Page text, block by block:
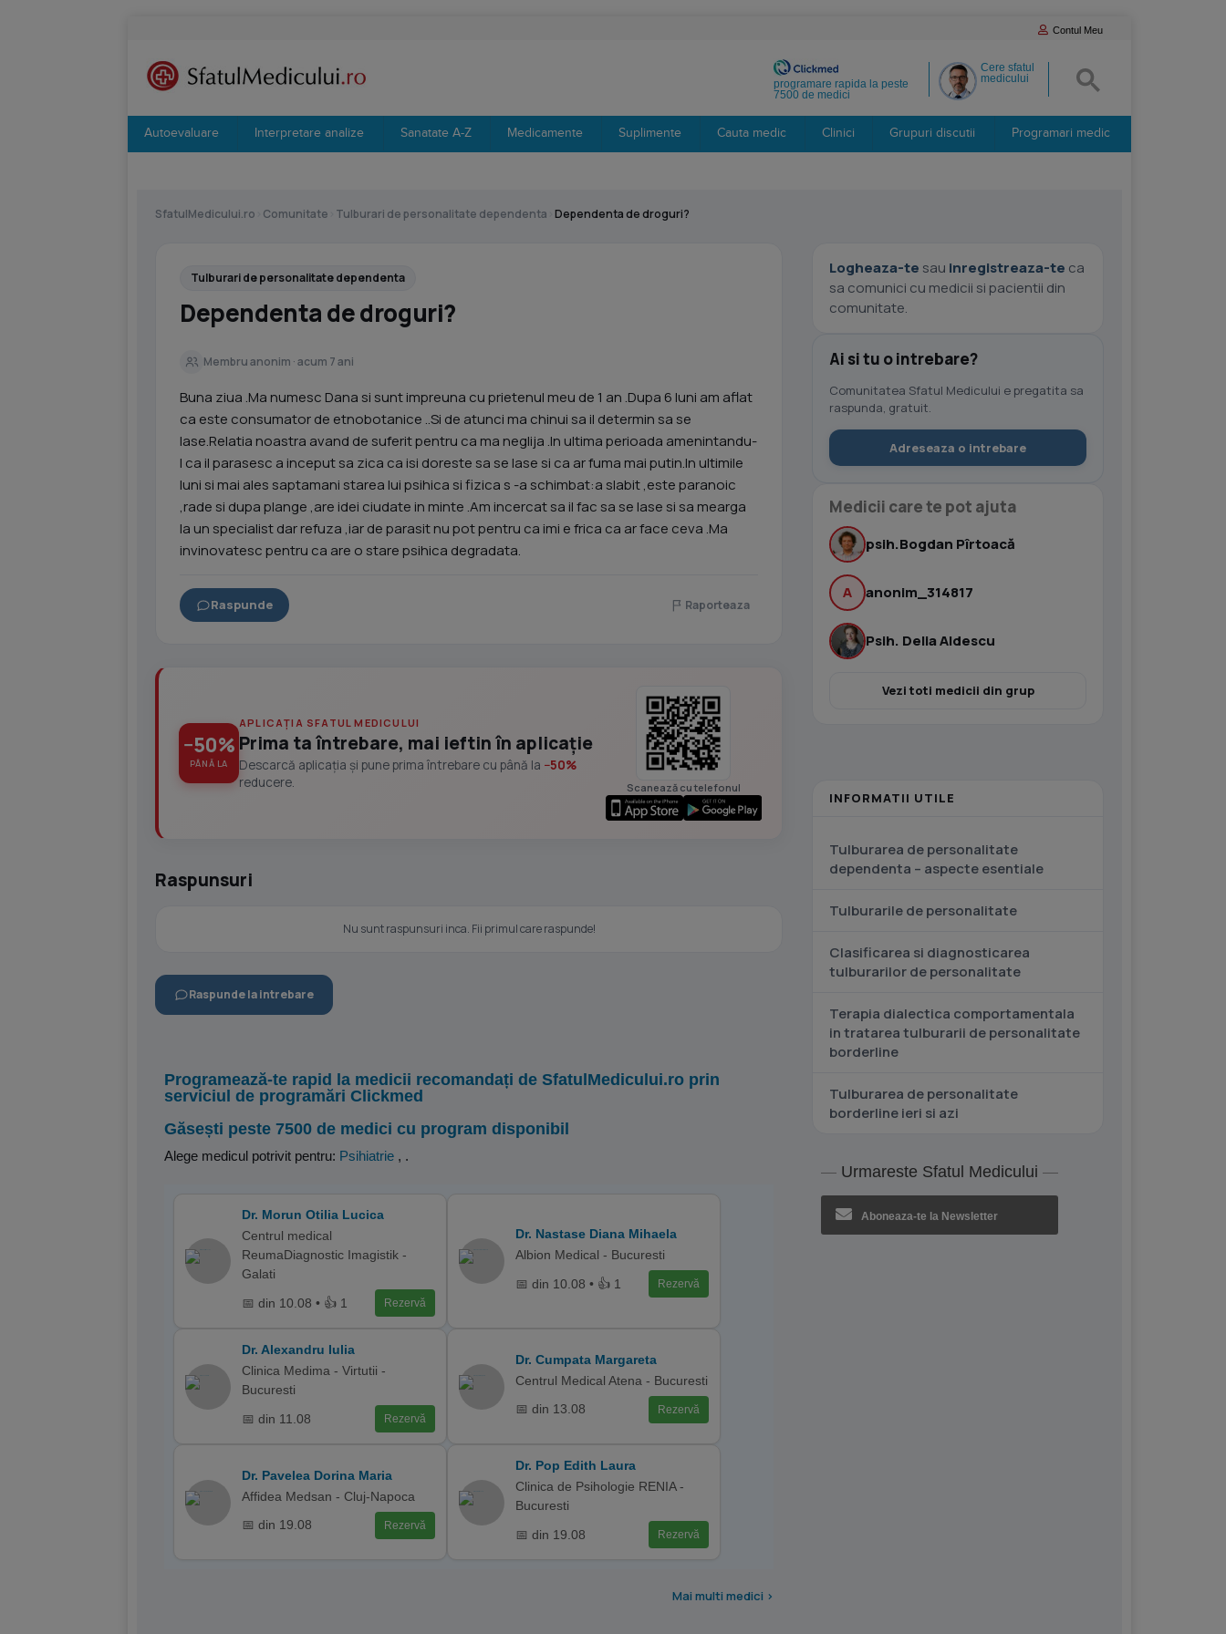
Contul Meu
Cere sfatul
medicului
programare rapida la peste
7500 de medici
Autoevaluare Interpretare analize Sanatate A-Z Medicamente Suplimente Cauta medic Clinici Grupuri discutii Programari medic
SfatulMedicului.ro Comunitate Tulburari de personalitate dependenta Dependenta de droguri?
Tulburari de personalitate dependenta
Dependenta de droguri?
Membru anonim · acum 7 ani
Buna ziua .Ma numesc Dana si sunt impreuna cu prietenul meu de 1 an .Dupa 6 luni am aflat
ca este consumator de etnobotanice ..Si de atunci ma chinui sa il determin sa se
lase.Relatia noastra avand de suferit pentru ca ma neglija .In ultima perioada amenintandu-
l ca il parasesc a inceput sa zica ca isi doreste sa se lase si ca ar fuma mai putin.In ultimile
luni si mai ales saptamani starea lui psihica si fizica s -a schimbat:a slabit ,este paranoic
,rade si dupa plange ,are idei ciudate in minte .Am incercat sa il fac sa se lase si sa mearga
la un specialist dar refuza ,iar de parasit nu pot pentru ca imi e frica ca ar face ceva .Ma
invinovatesc pentru ca are o stare psihica degradata.
Raspunde Raporteaza
−50%
PÂNĂ LA
APLICAȚIA SFATUL MEDICULUI
Prima ta întrebare, mai ieftin în aplicație
Descarcă aplicația și pune prima întrebare cu până la −50%
reducere.
Scanează cu telefonul
Raspunsuri
Nu sunt raspunsuri inca. Fii primul care raspunde!
Raspunde la intrebare
Programează-te rapid la medicii recomandați de SfatulMedicului.ro prin
serviciul de programări Clickmed
Găsești peste 7500 de medici cu program disponibil
Alege medicul potrivit pentru: Psihiatrie , .
Dr. Morun Otilia Lucica
Centrul medical
ReumaDiagnostic Imagistik -
Galati
📅 din 10.08 • 👍 1
Rezervă
Dr. Nastase Diana Mihaela
Albion Medical - Bucuresti
📅 din 10.08 • 👍 1
Rezervă
Dr. Alexandru Iulia
Clinica Medima - Virtutii -
Bucuresti
📅 din 11.08
Rezervă
Dr. Cumpata Margareta
Centrul Medical Atena - Bucuresti
📅 din 13.08
Rezervă
Dr. Pavelea Dorina Maria
Affidea Medsan - Cluj-Napoca
📅 din 19.08
Rezervă
Dr. Pop Edith Laura
Clinica de Psihologie RENIA -
Bucuresti
📅 din 19.08
Rezervă
Mai multi medici >
Logheaza-te sau inregistreaza-te ca
sa comunici cu medicii si pacientii din
comunitate.
Ai si tu o intrebare?
Comunitatea Sfatul Medicului e pregatita sa
raspunda, gratuit.
Adreseaza o intrebare
Medicii care te pot ajuta
psih.Bogdan Pîrtoacă
A anonim_314817
Psih. Delia Aldescu
Vezi toti medicii din grup
INFORMATII UTILE
Tulburarea de personalitate
dependenta – aspecte esentiale
Tulburarile de personalitate
Clasificarea si diagnosticarea
tulburarilor de personalitate
Terapia dialectica comportamentala
in tratarea tulburarii de personalitate
borderline
Tulburarea de personalitate
borderline ieri si azi
Urmareste Sfatul Medicului
Aboneaza-te la Newsletter